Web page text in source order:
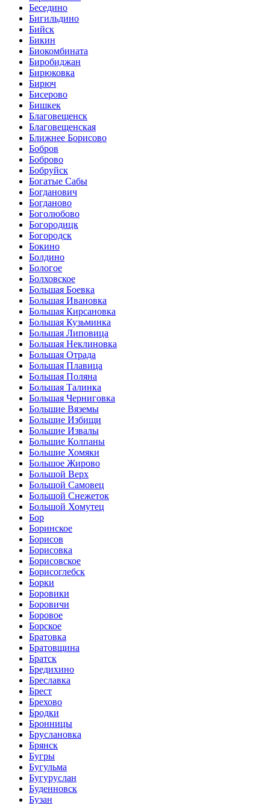
Беседино
Бигильдино
Бийск
Бикин
Биокомбината
Биробиджан
Бирюковка
Бирюч
Бисерово
Бишкек
Благовещенск
Благовещенская
Ближнее Борисово
Бобров
Боброво
Бобруйск
Богатые Сабы
Богданович
Богданово
Боголюбово
Богородицк
Богородск
Бокино
Болдино
Бологое
Болховское
Большая Боевка
Большая Ивановка
Большая Кирсановка
Большая Кузьминка
Большая Липовица
Большая Неклиновка
Большая Отрада
Большая Плавица
Большая Поляна
Большая Талинка
Большая Черниговка
Большие Вяземы
Большие Избищи
Большие Извалы
Большие Колпаны
Большие Хомяки
Большое Жирово
Большой Верх
Большой Самовец
Большой Снежеток
Большой Хомутец
Бор
Боринское
Борисов
Борисовка
Борисовское
Борисоглебск
Борки
Боровики
Боровичи
Боровое
Борское
Братовка
Братовщина
Братск
Бредихино
Бреславка
Брест
Брехово
Бродки
Бронницы
Бруслановка
Брянск
Бугры
Бугульма
Бугуруслан
Буденновск
Бузан